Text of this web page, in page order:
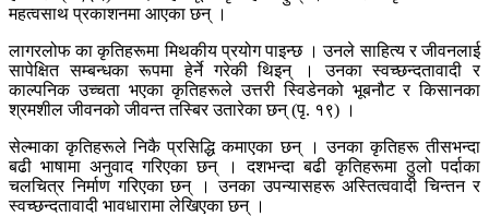
महत्वसाथ प्रकाशनमा आएका छन् ।
लागरलोफ का कृतिहरूमा मिथकीय प्रयोग पाइन्छ । उनले साहित्य र जीवनलाई
सापेक्षित सम्बन्धका रूपमा हेर्ने गरेकी थिइन् । उनका स्वच्छन्दतावादी र
काल्पनिक उच्चता भएका कृतिहरूले उत्तरी स्विडेनको भूबनौट र किसानका
श्रमशील जीवनको जीवन्त तस्बिर उतारेका छन् (पृ. १९) ।
सेल्माका कृतिहरूले निकै प्रसिद्धि कमाएका छन् । उनका कृतिहरू तीसभन्दा
बढी भाषामा अनुवाद गरिएका छन् । दशभन्दा बढी कृतिहरूमा ठुलो पर्दाका
चलचित्र निर्माण गरिएका छन् । उनका उपन्यासहरू अस्तित्ववादी चिन्तन र
स्वच्छन्दतावादी भावधारामा लेखिएका छन् ।